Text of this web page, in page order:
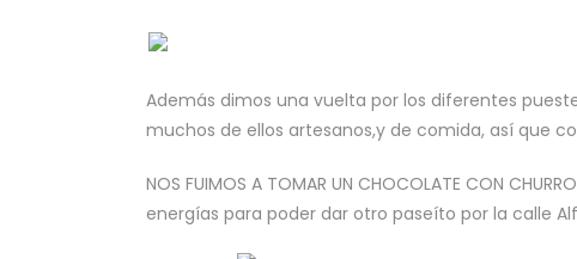
Además dimos una vuelta por los diferentes
muchos de ellos artesanos,y de comida, así que
NOS FUIMOS A TOMAR UN CHOCOLATE CON
energías para poder dar otro paseíto por la calle